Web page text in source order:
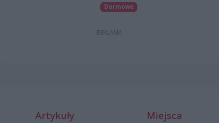
Darmowe
Artykuły Miejsca